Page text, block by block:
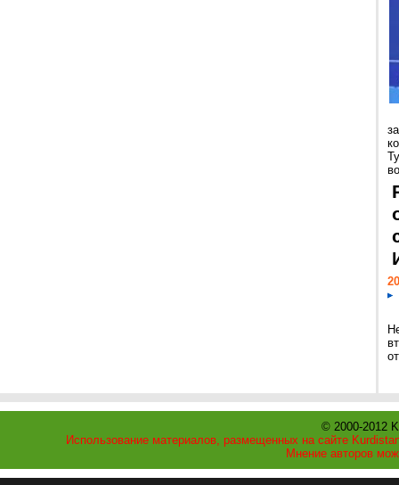
© 2000-2012
Использование материалов, размещенных на сайте
Мнение авторов